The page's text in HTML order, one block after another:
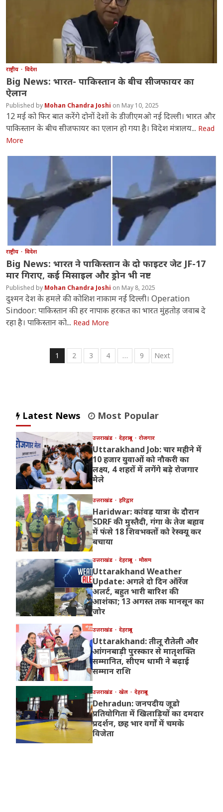
राष्ट्रीय विदेश
Big News: भारत- पाकिस्तान के बीच सीजफायर का
ऐलान
Mohan Chandra Joshi May 10, 2025
12 मई को फिर बात करेंगे दोनों देशों के डीजीएमओ नई दिल्ली। भारत और
पाकिस्तान के बीच सीजफायर का एलान हो गया है। विदेश मंत्रालय... Read
More
राष्ट्रीय विदेश
Big News: भारत ने पाकिस्तान के दो फाइटर जेट JF-17
मार गिराए, कई मिसाइल और ड्रोन भी नष्ट
Mohan Chandra Joshi May 8, 2025
दुश्मन देश के हमले की कोशिश नाकाम नई दिल्ली। Operation
Sindoor: पाकिस्तान की हर नापाक हरकत का भारत मुंहतोड़ जवाब दे
रहा है। पाकिस्तान को... Read More
Posts
1 2 3 4 … 9 Next
Latest News Most Popular
उत्तराखंड देहरादून रोजगार
Uttarakhand Job: चार महीने में
10 हजार युवाओं को नौकरी का
लक्ष्य, 4 शहरों में लगेंगे बड़े रोजगार
मेले
उत्तराखंड हरिद्वार
Haridwar: कांवड़ यात्रा के दौरान
SDRF की मुस्तैदी, गंगा के तेज बहाव
में फंसे 18 शिवभक्तों को रेस्क्यू कर
बचाया
उत्तराखंड देहरादून मौसम
Uttarakhand Weather
Update: अगले दो दिन ऑरेंज
अलर्ट, बहुत भारी बारिश की
आशंका; 13 अगस्त तक मानसून का
जोर
उत्तराखंड देहरादून
Uttarakhand: तीलू रौतेली और
आंगनबाड़ी पुरस्कार से मातृशक्ति
सम्मानित, सीएम धामी ने बढ़ाई
सम्मान राशि
उत्तराखंड खेल देहरादून
Dehradun: जनपदीय जूडो
प्रतियोगिता में खिलाड़ियों का दमदार
प्रदर्शन, छह भार वर्गों में चमके
विजेता